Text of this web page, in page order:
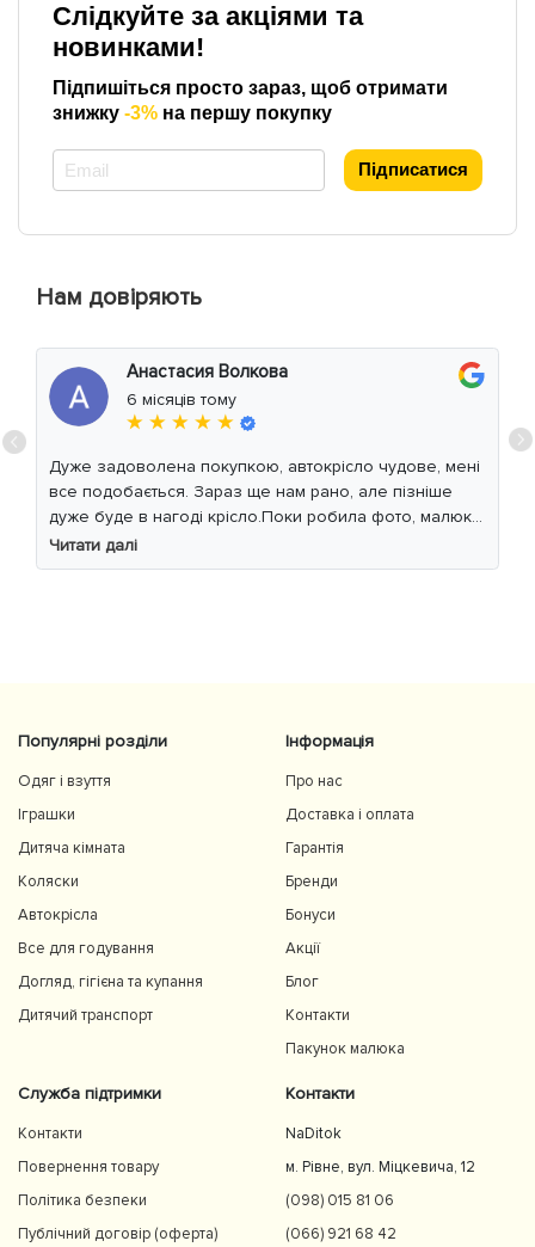
Слідкуйте за акціями та
новинками!
Підпишіться просто зараз, щоб отримати
знижку -3% на першу покупку
Підписатися
Нам довіряють
Анастасия Волкова
6 місяців тому
★ ★ ★ ★ ★
Дуже задоволена покупкою, автокрісло чудове, мені
все подобається. Зараз ще нам рано, але пізніше
дуже буде в нагоді крісло.Поки робила фото, малюк
уважно читав інструкцію 😁
Читати далі
Популярні розділи
Одяг і взуття
Іграшки
Дитяча кімната
Коляски
Автокрісла
Все для годування
Догляд, гігієна та купання
Дитячий транспорт
Інформація
Про нас
Доставка і оплата
Гарантія
Бренди
Бонуси
Акції
Блог
Контакти
Пакунок малюка
Служба підтримки
Контакти
Повернення товару
Політика безпеки
Публічний договір (оферта)
Контакти
NaDitok
м. Рівне, вул. Міцкевича, 12
(098) 015 81 06
(066) 921 68 42